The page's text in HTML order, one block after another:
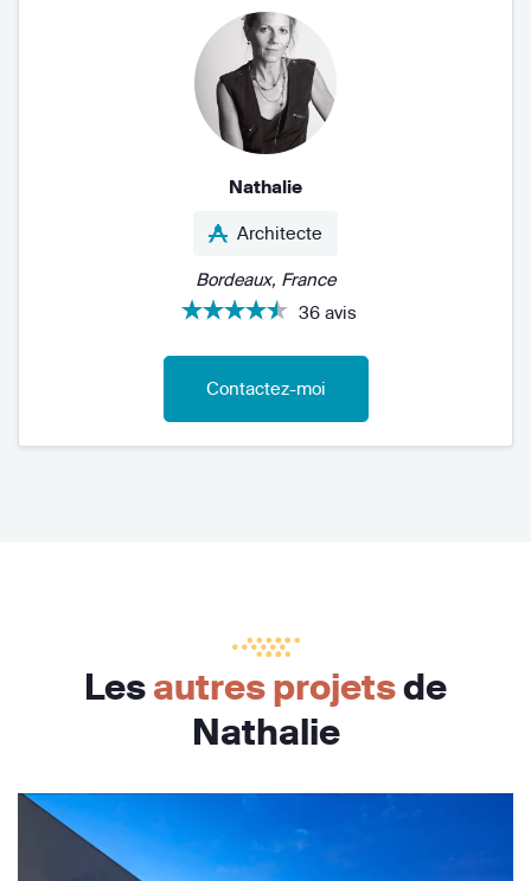
Nathalie
Architecte
Bordeaux, France
36 avis
Contactez-moi
Lesautres projetsde
Nathalie